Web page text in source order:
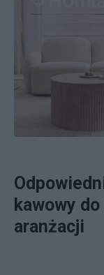
kawowy
aranżacji